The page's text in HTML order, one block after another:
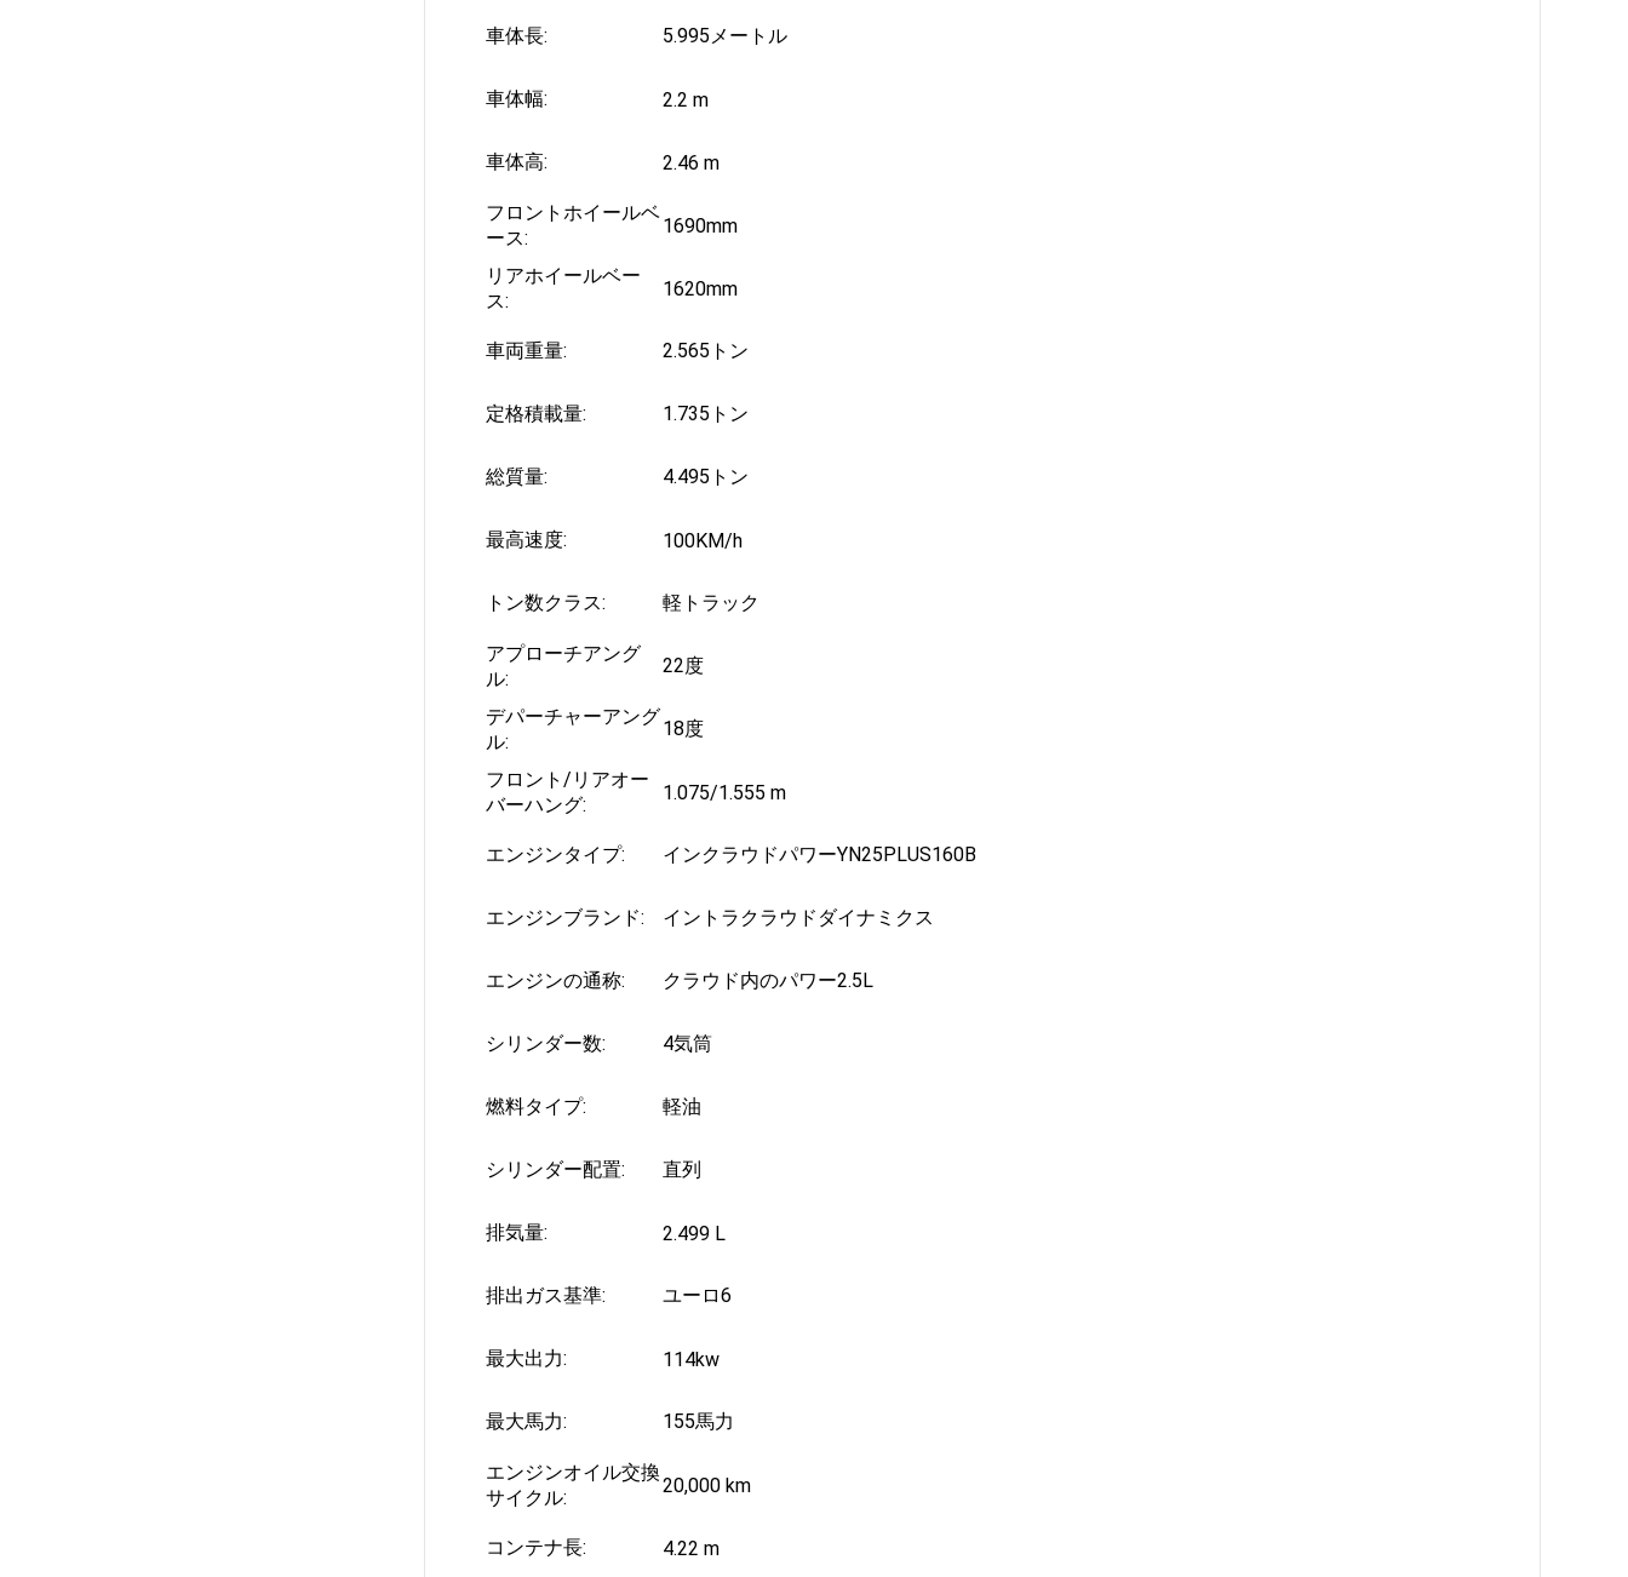
車体長: 5.995メートル
車体幅: 2.2 m
車体高: 2.46 m
フロントホイールベ
ース:
1690mm
リアホイールベー
ス:
1620mm
車両重量: 2.565トン
定格積載量: 1.735トン
総質量: 4.495トン
最高速度: 100KM/h
トン数クラス: 軽トラック
アプローチアング
ル:
22度
デパーチャーアング
ル:
18度
フロント/リアオー
バーハング:
1.075/1.555 m
エンジンタイプ: インクラウドパワーYN25PLUS160B
エンジンブランド: イントラクラウドダイナミクス
エンジンの通称: クラウド内のパワー2.5L
シリンダー数: 4気筒
燃料タイプ: 軽油
シリンダー配置: 直列
排気量: 2.499 L
排出ガス基準: ユーロ6
最大出力: 114kw
最大馬力: 155馬力
エンジンオイル交換
サイクル:
20,000 km
コンテナ長: 4.22 m